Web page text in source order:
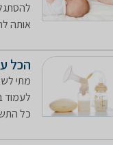
אותה
הכל
מתי
לעמוד
כל